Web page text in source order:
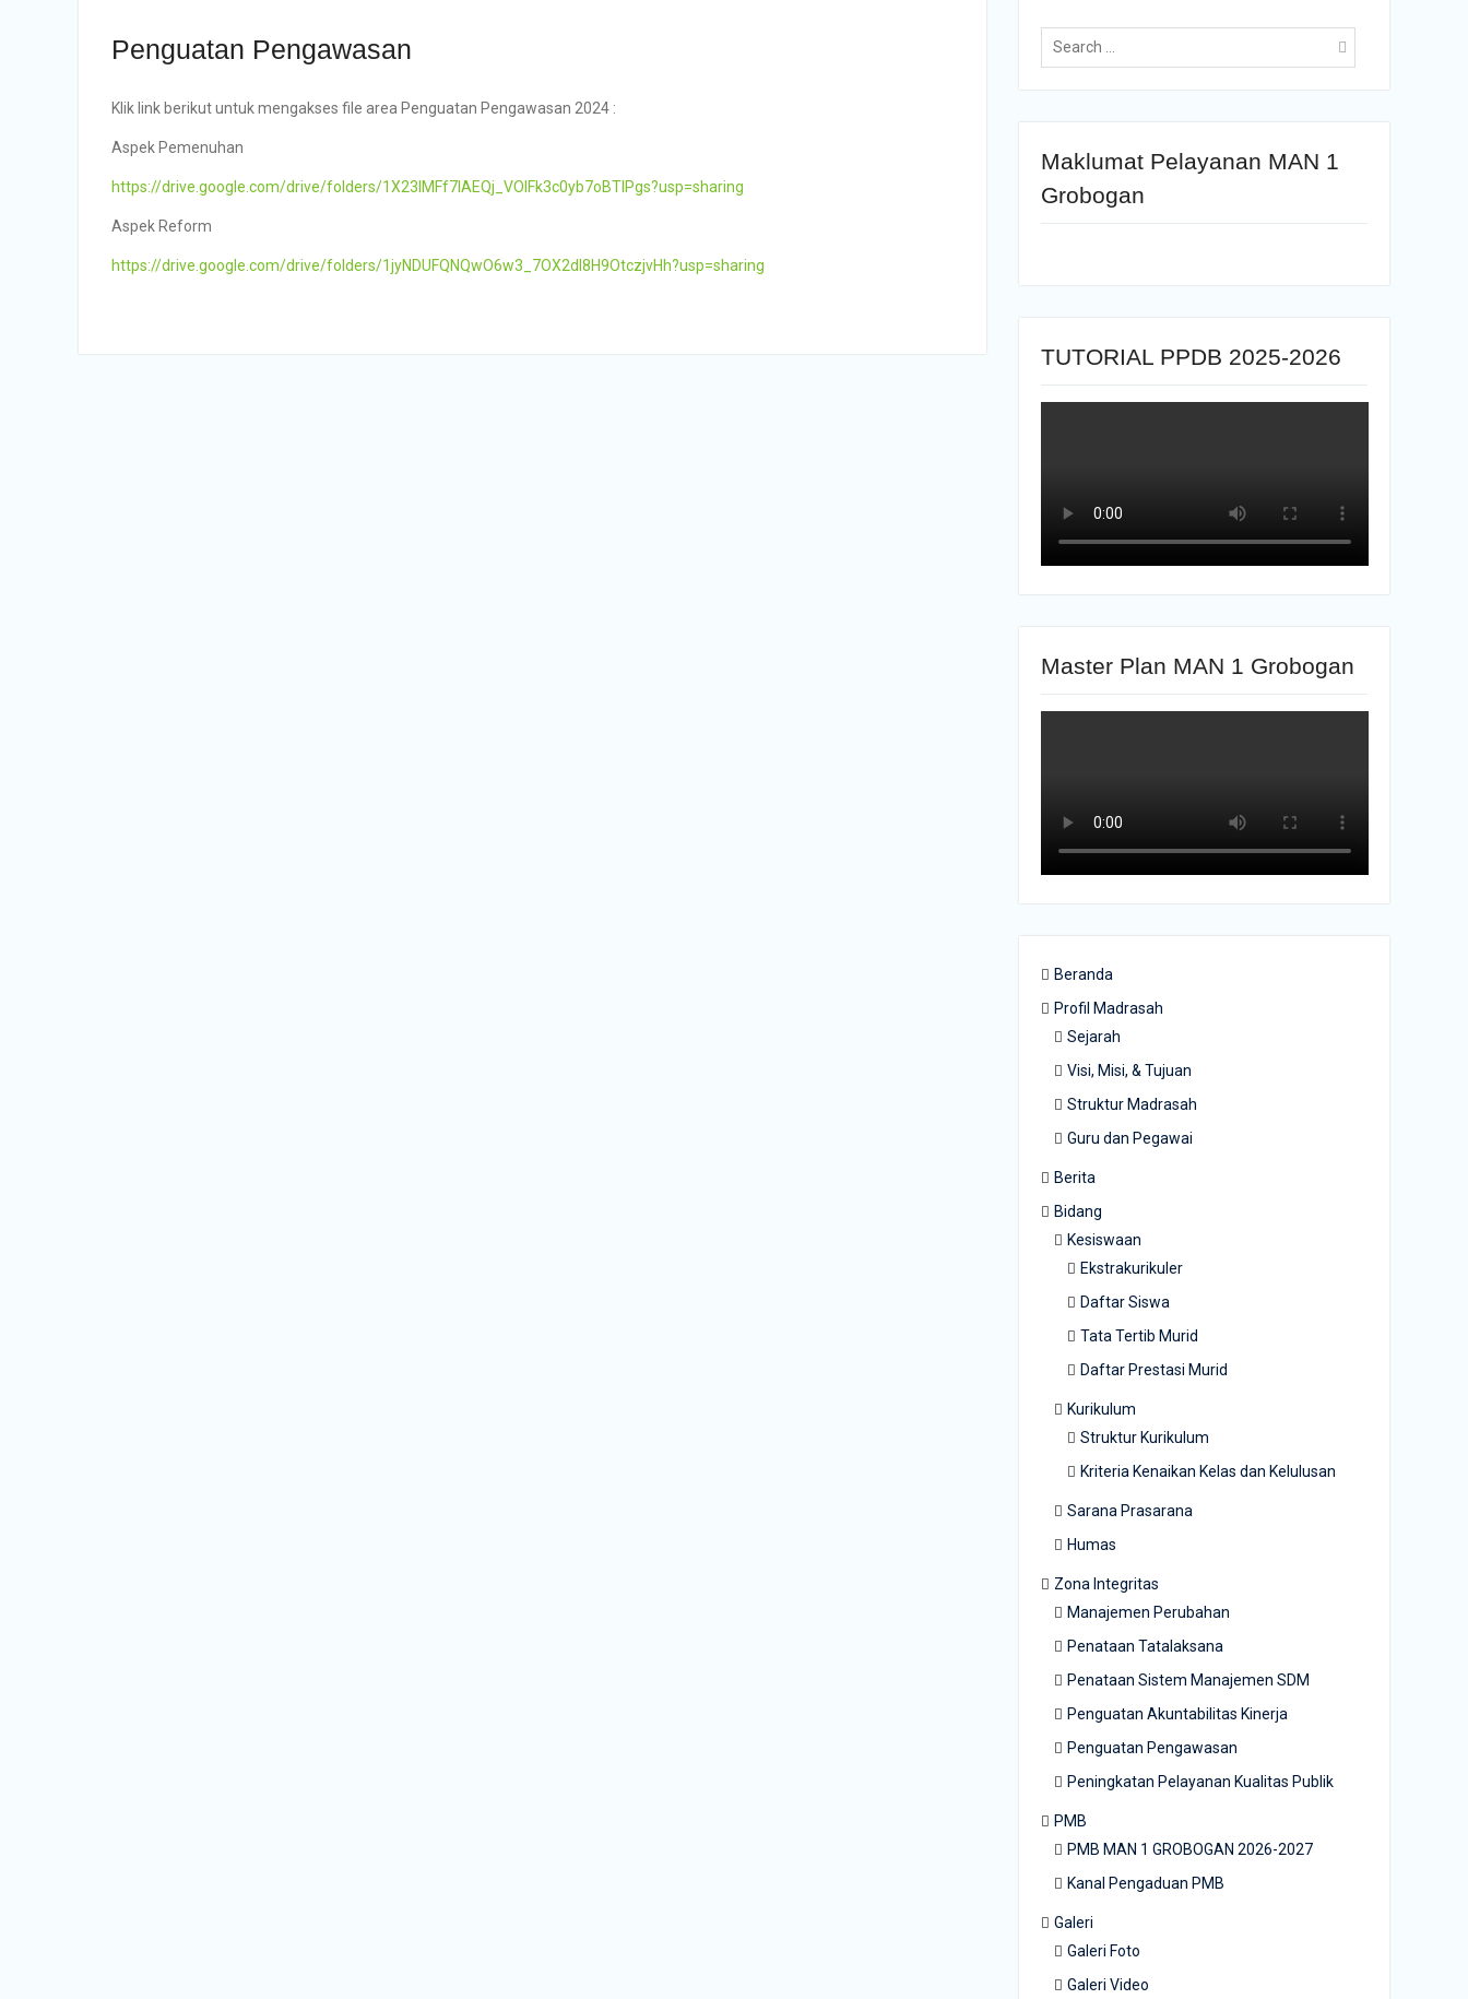
Penguatan Pengawasan
Klik link berikut untuk mengakses file area Penguatan Pengawasan 2024 :
Aspek Pemenuhan
https://drive.google.com/drive/folders/1X23lMFf7IAEQj_VOIFk3c0yb7oBTIPgs?usp=sharing
Aspek Reform
https://drive.google.com/drive/folders/1jyNDUFQNQwO6w3_7OX2dI8H9OtczjvHh?usp=sharing
Maklumat Pelayanan MAN 1
Grobogan
TUTORIAL PPDB 2025-2026
Master Plan MAN 1 Grobogan
Beranda
Profil Madrasah
Sejarah
Visi, Misi, & Tujuan
Struktur Madrasah
Guru dan Pegawai
Berita
Bidang
Kesiswaan
Ekstrakurikuler
Daftar Siswa
Tata Tertib Murid
Daftar Prestasi Murid
Kurikulum
Struktur Kurikulum
Kriteria Kenaikan Kelas dan Kelulusan
Sarana Prasarana
Humas
Zona Integritas
Manajemen Perubahan
Penataan Tatalaksana
Penataan Sistem Manajemen SDM
Penguatan Akuntabilitas Kinerja
Penguatan Pengawasan
Peningkatan Pelayanan Kualitas Publik
PMB
PMB MAN 1 GROBOGAN 2026-2027
Kanal Pengaduan PMB
Galeri
Galeri Foto
Galeri Video